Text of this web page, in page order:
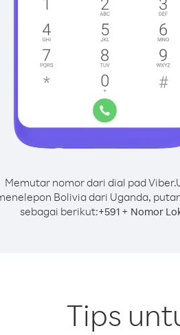
Memutar nomor dari dial pad Viber.
Bolivia dari Uganda,
sebagai berikut:+591+ Nomor
Tips